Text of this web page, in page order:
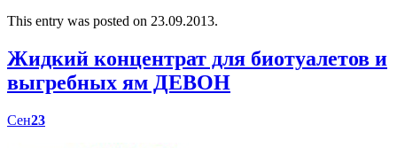
This entry was posted on 23.09.2013.
Жидкий концентрат для биотуалетов и
выгребных ям ДЕВОН
Сен23